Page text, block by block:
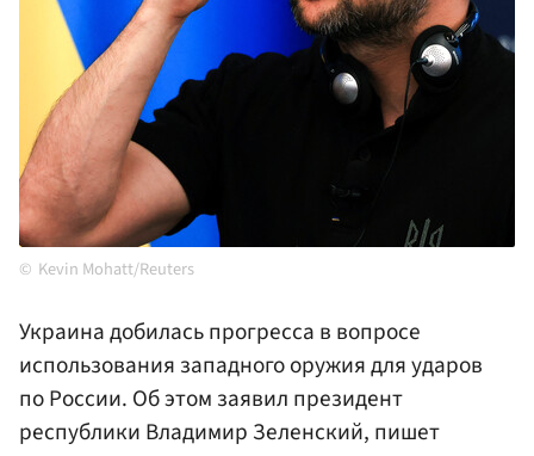
Kevin Mohatt/Reuters
Украина добилась прогресса в вопросе
использования западного оружия для ударов
по России. Об этом заявил президент
республики Владимир Зеленский, пишет